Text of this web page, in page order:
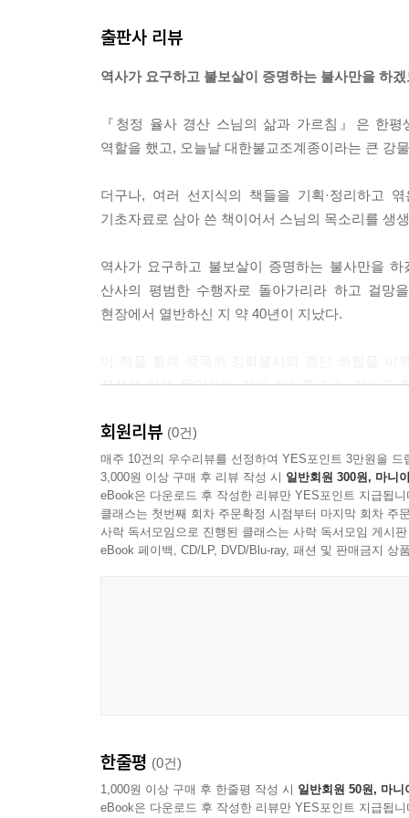
지. 또 계율을 지키는 것이 곧 성불成佛이고 중생
수행자이고, 수행자의 목적은 오로지 선禪과 교敎
“앞으로 무엇을 공부하든 부처님께서 가르친 일
되면 수행자로서의 제구실을 못 하는 거야.”
- 259쪽, 3장_무문관 수행
화두를 받고 싶다는 사람들에게 “평상심이 도이
에 정성을 다해 몰입하는 것이 화두를 드는 것이고
상심시도平常心是道’는 여러 사람의 가슴에 깊이
출판사 리뷰
역사가 요구하고 불보살이 증명하는 불사만을 하
『청정 율사 경산 스님의 삶과 가르침』은 한
역할을 했고, 오늘날 대한불교조계종이라는 큰 강
더구나, 여러 선지식의 책들을 기획·정리하고
기초자료로 삼아 쓴 책이어서 스님의 목소리를 생
역사가 요구하고 불보살이 증명하는 불사만을
산사의 평범한 수행자로 돌아가리라 하고 걸망
현장에서 열반하신 지 약 40년이 지났다.
정성을 다해 몰입하는 것이 화두를 드는 것이고
회원리뷰 (0건)
매주 10건의 우수리뷰를 선정하여 YES포인트 3만원을 드
3,000원 이상 구매 후 리뷰 작성 시 일반회원 300원, 마니
eBook은 다운로드 후 작성한 리뷰만 YES포인트 지급됩니
클래스는 첫번째 회차 주문확정 시점부터 마지막 회차 주
사락 독서모임으로 진행된 클래스는 사락 독서모임 게시
eBook 페이백, CD/LP, DVD/Blu-ray, 패션 및 판매금지 상
한줄평 (0건)
1,000원 이상 구매 후 한줄평 작성 시 일반회원 50원, 마니
eBook은 다운로드 후 작성한 리뷰만 YES포인트 지급됩니